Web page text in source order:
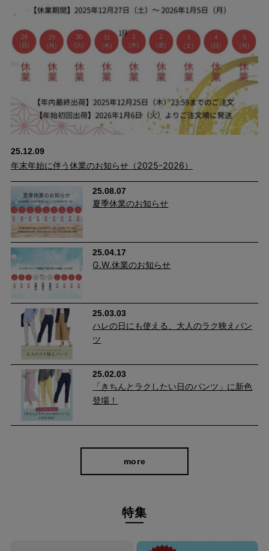
ヒップを立体的にみせる美尻効果
独自のパターン設計で、ヒップ部分など女性らしい曲線をよりき
れいに見せてくれるよう設計。
後ろポケット部分にダーツを入れることによってキレイな丸みの
あるヒップにみせることができ、美尻効果を期待できます。 ま
25.12.09
年末年始に伴う休業のお知らせ（2025-2026）
25.08.07
夏季休業のお知らせ
25.04.17
G.W.休業のお知らせ
25.03.03
ハレの日にも使える、大人のラク映えパン
ツ
25.02.03
「きちんとラクしたい日のパンツ」に新色
登場！
more
特集